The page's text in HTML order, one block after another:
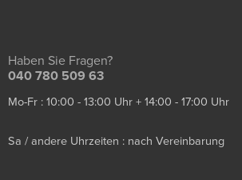
Haben Sie Fragen?
040 780 509 63
Mo-Fr : 10:00 - 13:00 Uhr + 14:00 - 17:00 Uhr
Sa / andere Uhrzeiten : nach Vereinbarung